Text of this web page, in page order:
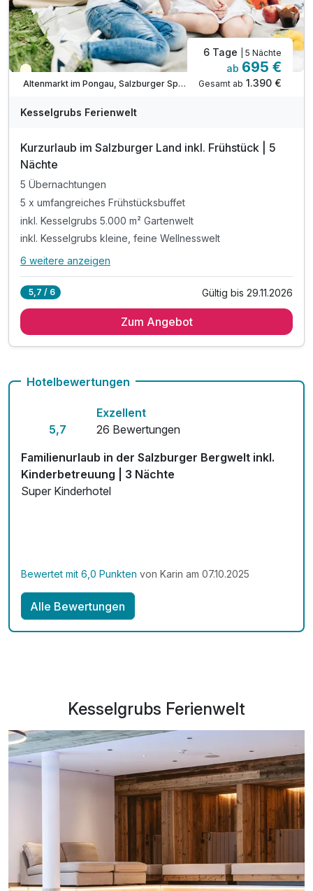
Teilweise ausgelastet
Altenmarkt im Pongau, Salzburger Sportwelt
6 Tage | 5 Nächte
ab 695 €
Gesamt ab 1.390 €
Kesselgrubs Ferienwelt
Kurzurlaub im Salzburger Land inkl. Frühstück | 5
Nächte
5 Übernachtungen
5 x umfangreiches Frühstücksbuffet
inkl. Kesselgrubs 5.000 m² Gartenwelt
inkl. Kesselgrubs kleine, feine Wellnesswelt
Alle Inklusivleistungen
5 x umfangreiches Frühstücksbuffet
inkl. Kesselgrubs Gesundheitswelt mit Vitaminkorb
inkl. Kesselinos Kinderwelt & Kinderclub
inkl. Kesselinos Kinder.Abenteuer.Land
inkl. Kesselgrubs Streicheltierwelt
6 weitere anzeigen
5,7 / 6 Gültig bis 29.11.2026
Zum Angebot
Hotelbewertungen
5,7
Exzellent
26 Bewertungen
Familienurlaub in der Salzburger Bergwelt inkl.
Kinderbetreuung | 3 Nächte
Super Kinderhotel
Bewertet mit 6,0 Punkten von Karin am 07.10.2025
Alle Bewertungen
Kesselgrubs Ferienwelt